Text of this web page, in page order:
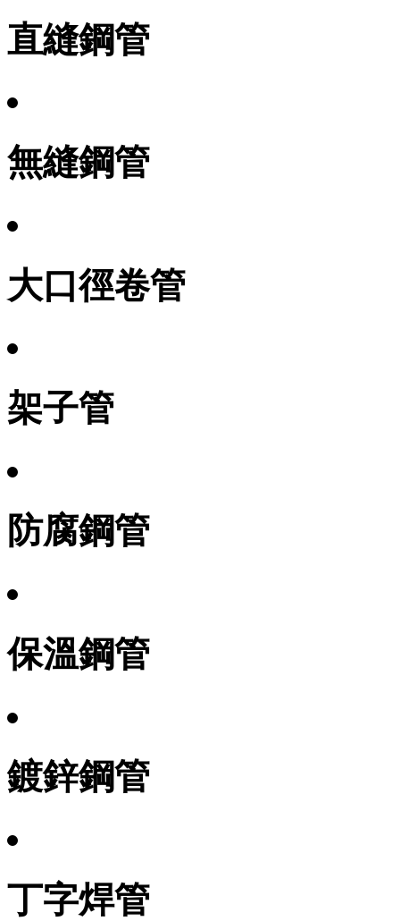
直縫鋼管
無縫鋼管
大口徑卷管
架子管
防腐鋼管
保溫鋼管
鍍鋅鋼管
丁字焊管